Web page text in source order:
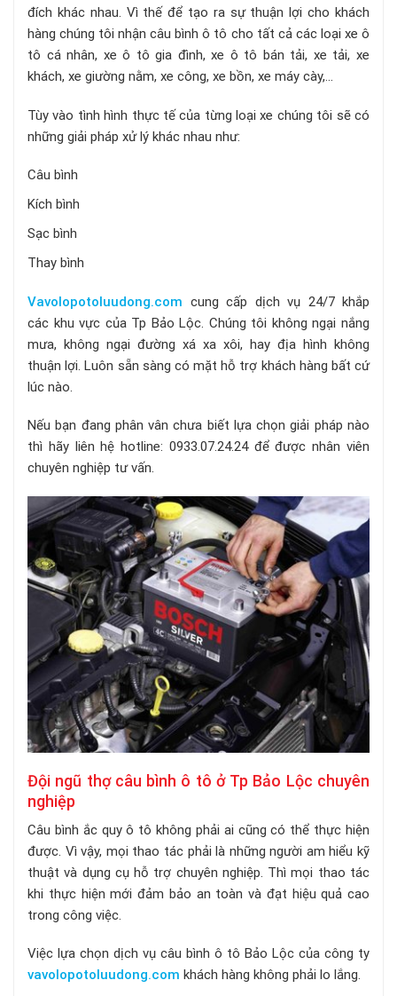
đích khác nhau. Vì thế để tạo ra sự thuận lợi cho khách
hàng chúng tôi nhận câu bình ô tô cho tất cả các loại xe ô
tô cá nhân, xe ô tô gia đình, xe ô tô bán tải, xe tải, xe
khách, xe giường nằm, xe công, xe bồn, xe máy cày,...
Tùy vào tình hình thực tế của từng loại xe chúng tôi sẽ có
những giải pháp xử lý khác nhau như:
Câu bình
Kích bình
Sạc bình
Thay bình
Vavolopotoluudong.com cung cấp dịch vụ 24/7 khắp
các khu vực của Tp Bảo Lộc. Chúng tôi không ngại nắng
mưa, không ngại đường xá xa xôi, hay địa hình không
thuận lợi. Luôn sẵn sàng có mặt hỗ trợ khách hàng bất cứ
lúc nào.
Nếu bạn đang phân vân chưa biết lựa chọn giải pháp nào
thì hãy liên hệ hotline: 0933.07.24.24 để được nhân viên
chuyên nghiệp tư vấn.
Đội ngũ thợ câu bình ô tô ở Tp Bảo Lộc chuyên
nghiệp
Câu bình ắc quy ô tô không phải ai cũng có thể thực hiện
được. Vì vậy, mọi thao tác phải là những người am hiểu kỹ
thuật và dụng cụ hỗ trợ chuyên nghiệp. Thì mọi thao tác
khi thực hiện mới đảm bảo an toàn và đạt hiệu quả cao
trong công việc.
Việc lựa chọn dịch vụ câu bình ô tô Bảo Lộc của công ty
vavolopotoluudong.com khách hàng không phải lo lắng.